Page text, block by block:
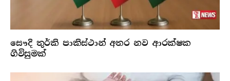
සෞදි තුර්කි පාකිස්ථාන් අතර නව ආරක්ෂක
ගිවිසුමක්